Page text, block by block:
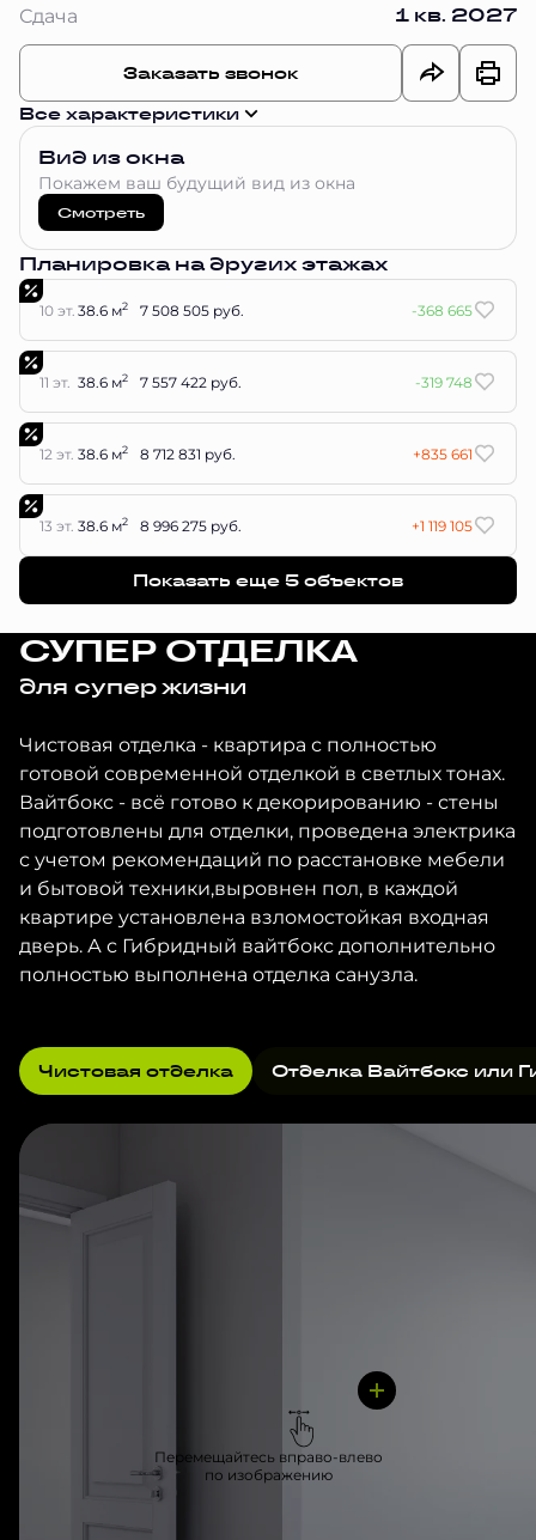
Сдача 1 кв. 2027
Заказать звонок
Все характеристики
Вид из окна
Покажем ваш будущий вид из окна
Смотреть
Планировка на других этажах
10 эт. 38.6 м2 7 508 505 руб. -368 665
11 эт. 38.6 м2 7 557 422 руб. -319 748
12 эт. 38.6 м2 8 712 831 руб. +835 661
13 эт. 38.6 м2 8 996 275 руб. +1 119 105
Показать еще 5 объектов
СУПЕР ОТДЕЛКА
для супер жизни
Чистовая отделка - квартира с полностью
готовой современной отделкой в светлых тонах.
Вайтбокс - всё готово к декорированию - стены
подготовлены для отделки, проведена электрика
с учетом рекомендаций по расстановке мебели
и бытовой техники,выровнен пол, в каждой
квартире установлена взломостойкая входная
дверь. А с Гибридный вайтбокс дополнительно
полностью выполнена отделка санузла.
Чистовая отделка Отделка Вайтбокс или
Перемещайтесь вправо-влево
по изображению